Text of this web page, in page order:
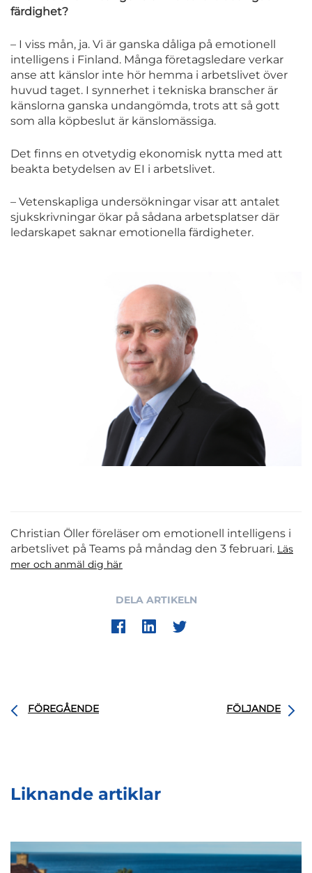
färdighet?
– I viss mån, ja. Vi är ganska dåliga på emotionell
intelligens i Finland. Många företagsledare verkar
anse att känslor inte hör hemma i arbetslivet över
huvud taget. I synnerhet i tekniska branscher är
känslorna ganska undangömda, trots att så gott
som alla köpbeslut är känslomässiga.
Det finns en otvetydig ekonomisk nytta med att
beakta betydelsen av EI i arbetslivet.
– Vetenskapliga undersökningar visar att antalet
sjukskrivningar ökar på sådana arbetsplatser där
ledarskapet saknar emotionella färdigheter.
Christian Öller föreläser om emotionell intelligens i
arbetslivet på Teams på måndag den 3 februari. Läs
mer och anmäl dig här
DELA ARTIKELN
FÖREGÅENDE FÖLJANDE
Liknande artiklar